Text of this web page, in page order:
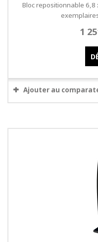
Bloc repositionnable
1
Ajouter au